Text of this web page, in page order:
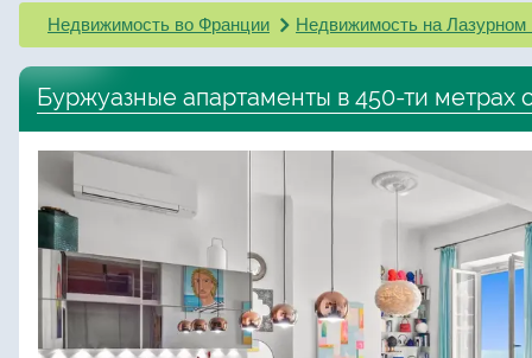
Недвижимость во Франции Недвижимость на Лазурном
Буржуазные апартаменты в 450-ти метрах